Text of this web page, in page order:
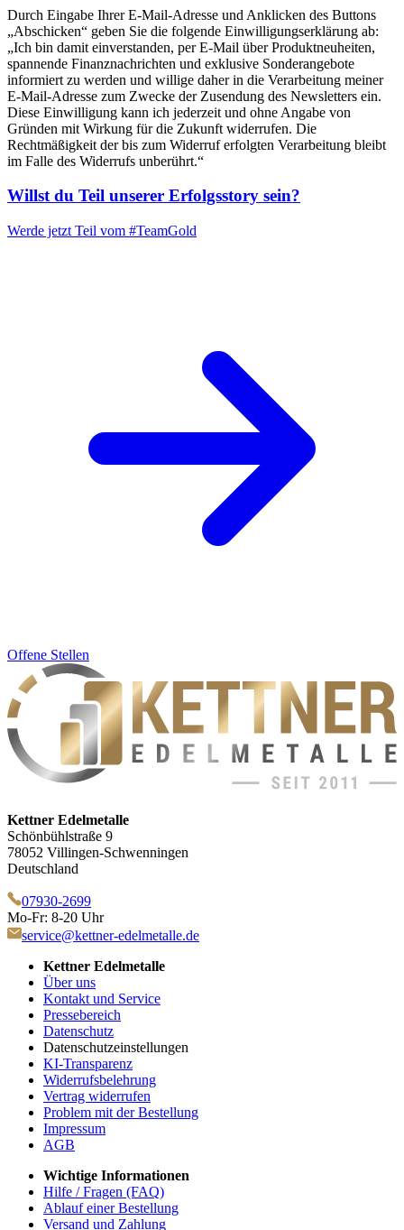
Durch Eingabe Ihrer E-Mail-Adresse und Anklicken des Buttons
„Abschicken“ geben Sie die folgende Einwilligungserklärung ab:
„Ich bin damit einverstanden, per E-Mail über Produktneuheiten,
spannende Finanznachrichten und exklusive Sonderangebote
informiert zu werden und willige daher in die Verarbeitung meiner
E-Mail-Adresse zum Zwecke der Zusendung des Newsletters ein.
Diese Einwilligung kann ich jederzeit und ohne Angabe von
Gründen mit Wirkung für die Zukunft widerrufen. Die
Rechtmäßigkeit der bis zum Widerruf erfolgten Verarbeitung bleibt
im Falle des Widerrufs unberührt.“
Willst du Teil unserer Erfolgsstory sein?
Werde jetzt Teil vom #TeamGold
Offene Stellen
Kettner Edelmetalle
Schönbühlstraße 9
78052 Villingen-Schwenningen
Deutschland
07930-2699
Mo-Fr: 8-20 Uhr
service@kettner-edelmetalle.de
Kettner Edelmetalle
Über uns
Kontakt und Service
Pressebereich
Datenschutz
Datenschutzeinstellungen
KI-Transparenz
Widerrufsbelehrung
Vertrag widerrufen
Problem mit der Bestellung
Impressum
AGB
Wichtige Informationen
Hilfe / Fragen (FAQ)
Ablauf einer Bestellung
Versand und Zahlung